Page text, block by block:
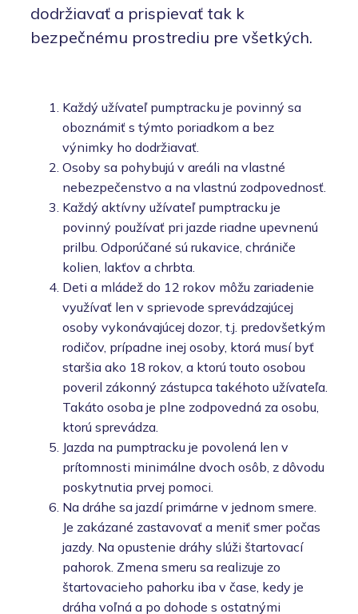
dodržiavať a prispievať tak k
bezpečnému prostrediu pre všetkých.
Každý užívateľ pumptracku je povinný sa
oboznámiť s týmto poriadkom a bez
výnimky ho dodržiavať.
Osoby sa pohybujú v areáli na vlastné
nebezpečenstvo a na vlastnú zodpovednosť.
Každý aktívny užívateľ pumptracku je
povinný používať pri jazde riadne upevnenú
prilbu. Odporúčané sú rukavice, chrániče
kolien, lakťov a chrbta.
Deti a mládež do 12 rokov môžu zariadenie
využívať len v sprievode sprevádzajúcej
osoby vykonávajúcej dozor, t.j. predovšetkým
rodičov, prípadne inej osoby, ktorá musí byť
staršia ako 18 rokov, a ktorú touto osobou
poveril zákonný zástupca takéhoto užívateľa.
Takáto osoba je plne zodpovedná za osobu,
ktorú sprevádza.
Jazda na pumptracku je povolená len v
prítomnosti minimálne dvoch osôb, z dôvodu
poskytnutia prvej pomoci.
Na dráhe sa jazdí primárne v jednom smere.
Je zakázané zastavovať a meniť smer počas
jazdy. Na opustenie dráhy slúži štartovací
pahorok. Zmena smeru sa realizuje zo
štartovacieho pahorku iba v čase, kedy je
dráha voľná a po dohode s ostatnými